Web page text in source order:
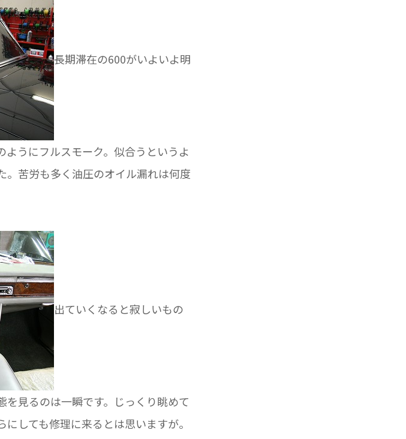
長期滞在の600がいよいよ明
ようにフルスモーク。似合うというよ
。苦労も多く油圧のオイル漏れは何度
出ていくなると寂しいもの
見るのは一瞬です。じっくり眺めて
しても修理に来るとは思いますが。